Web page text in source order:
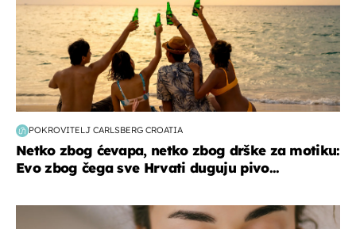
POKROVITELJ CARLSBERG CROATIA
Netko zbog ćevapa, netko zbog drške za motiku:
Evo zbog čega sve Hrvati duguju pivo...
moda & ljepota